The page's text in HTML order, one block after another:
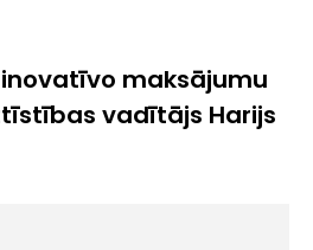
maksājumu
vadītājs Harijs